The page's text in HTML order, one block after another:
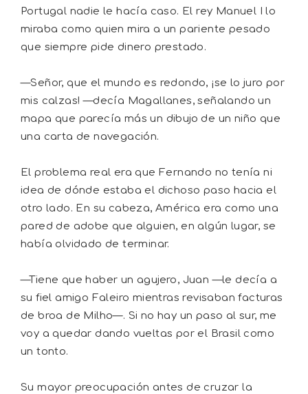
Portugal nadie le hacía caso. El rey Manuel I lo
miraba como quien mira a un pariente pesado
que siempre pide dinero prestado.
—Señor, que el mundo es redondo, ¡se lo juro por
mis calzas! —decía Magallanes, señalando un
mapa que parecía más un dibujo de un niño que
una carta de navegación.
El problema real era que Fernando no tenía ni
idea de dónde estaba el dichoso paso hacia el
otro lado. En su cabeza, América era como una
pared de adobe que alguien, en algún lugar, se
había olvidado de terminar.
—Tiene que haber un agujero, Juan —le decía a
su fiel amigo Faleiro mientras revisaban facturas
de broa de Milho—. Si no hay un paso al sur, me
voy a quedar dando vueltas por el Brasil como
un tonto.
Su mayor preocupación antes de cruzar la